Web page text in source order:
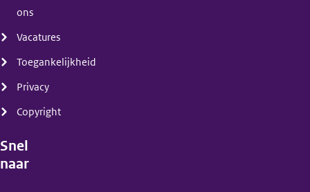
ons
Vacatures
Toegankelijkheid
Privacy
Copyright
Snel
naar